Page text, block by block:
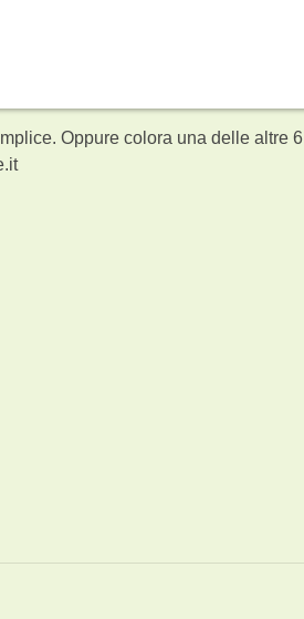
Oppure colora una delle altre 6